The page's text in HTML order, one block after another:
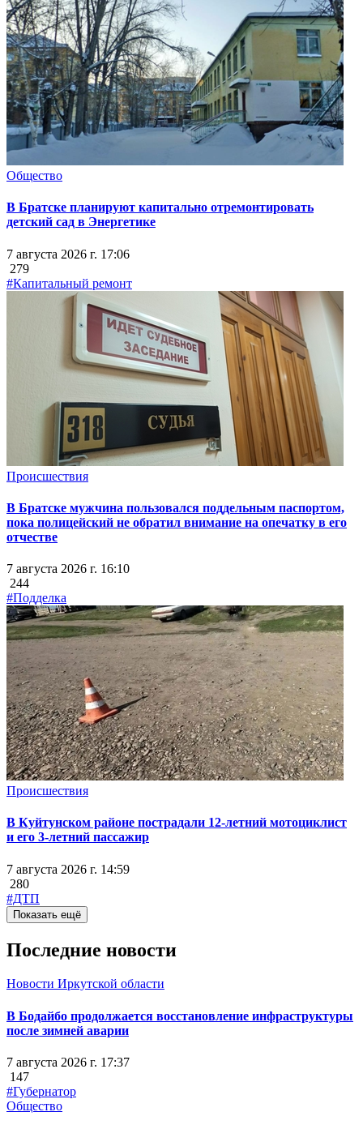
Общество
В Братске планируют капитально отремонтировать
детский сад в Энергетике
7 августа 2026 г. 17:06
279
#Капитальный ремонт
Происшествия
В Братске мужчина пользовался поддельным паспортом,
пока полицейский не обратил внимание на опечатку в его
отчестве
7 августа 2026 г. 16:10
244
#Подделка
Происшествия
В Куйтунском районе пострадали 12-летний мотоциклист
и его 3-летний пассажир
7 августа 2026 г. 14:59
280
#ДТП
Показать ещё
Последние новости
Новости Иркутской области
В Бодайбо продолжается восстановление инфраструктуры
после зимней аварии
7 августа 2026 г. 17:37
147
#Губернатор
Общество